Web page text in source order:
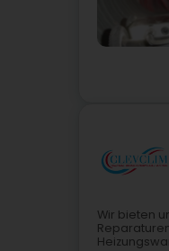
Wir bieten